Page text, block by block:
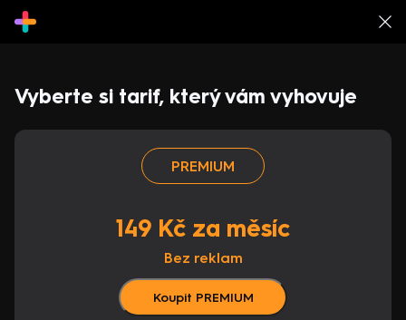
Vyberte si tarif, který vám vyhovuje
PREMIUM
149 Kč za měsíc
Bez reklam
Koupit PREMIUM